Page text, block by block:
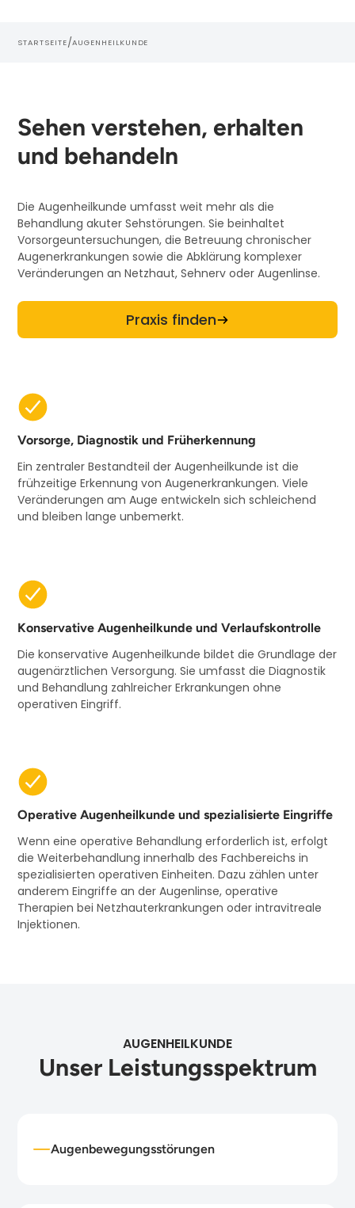
STARTSEITE/AUGENHEILKUNDE
Sehen verstehen, erhalten
und behandeln
Die Augenheilkunde umfasst weit mehr als die
Behandlung akuter Sehstörungen. Sie beinhaltet
Vorsorgeuntersuchungen, die Betreuung chronischer
Augenerkrankungen sowie die Abklärung komplexer
Veränderungen an Netzhaut, Sehnerv oder Augenlinse.
Praxis finden
Vorsorge, Diagnostik und Früherkennung
Ein zentraler Bestandteil der Augenheilkunde ist die
frühzeitige Erkennung von Augenerkrankungen. Viele
Veränderungen am Auge entwickeln sich schleichend
und bleiben lange unbemerkt.
Konservative Augenheilkunde und Verlaufskontrolle
Die konservative Augenheilkunde bildet die Grundlage der
augenärztlichen Versorgung. Sie umfasst die Diagnostik
und Behandlung zahlreicher Erkrankungen ohne
operativen Eingriff.
Operative Augenheilkunde und spezialisierte Eingriffe
Wenn eine operative Behandlung erforderlich ist, erfolgt
die Weiterbehandlung innerhalb des Fachbereichs in
spezialisierten operativen Einheiten. Dazu zählen unter
anderem Eingriffe an der Augenlinse, operative
Therapien bei Netzhauterkrankungen oder intravitreale
Injektionen.
AUGENHEILKUNDE
Unser Leistungsspektrum
Augenbewegungsstörungen